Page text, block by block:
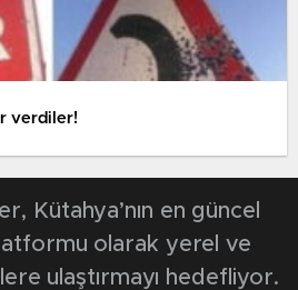
verdiler!
Kütahya’nın en güncel
olarak yerel ve
ulaştırmayı hedefliyor.